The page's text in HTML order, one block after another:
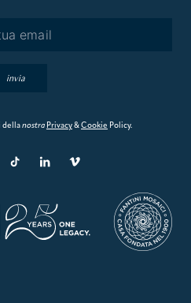
invia
dellanostra Privacy&Cookie Policy.